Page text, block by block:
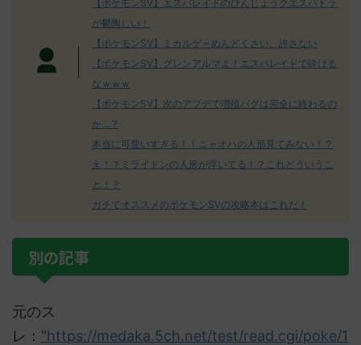
【ポケモンSV】エスバレイドのびんじょうクエスパトラ
が鬱陶しい！
【ポケモンSV】ミカルゲ＝めんどくさい、許さない
【ポケモンSV】グレンアルマよ！エスバレイドで砕ける
なｗｗｗ
【ポケモンSV】次のアプデで増殖バグは完全に終わるの
か…？
本当に可愛いすぎる！！ニャオハの人形見てみない！？
え！？ミライドンの人形が浮いてる！？これどういうこ
と！？
ガチでオススメのポケモンSVの攻略本はこれだ！
別の記事
元のス
レ： "https://medaka.5ch.net/test/read.cgi/poke/1